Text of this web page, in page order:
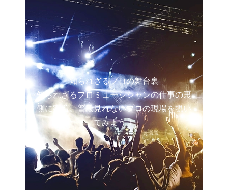
知られざるプロの舞台裏
知られざるプロミュージシャンの仕事の裏
側に密着。普段見れないプロの現場を覗い
てみよう！